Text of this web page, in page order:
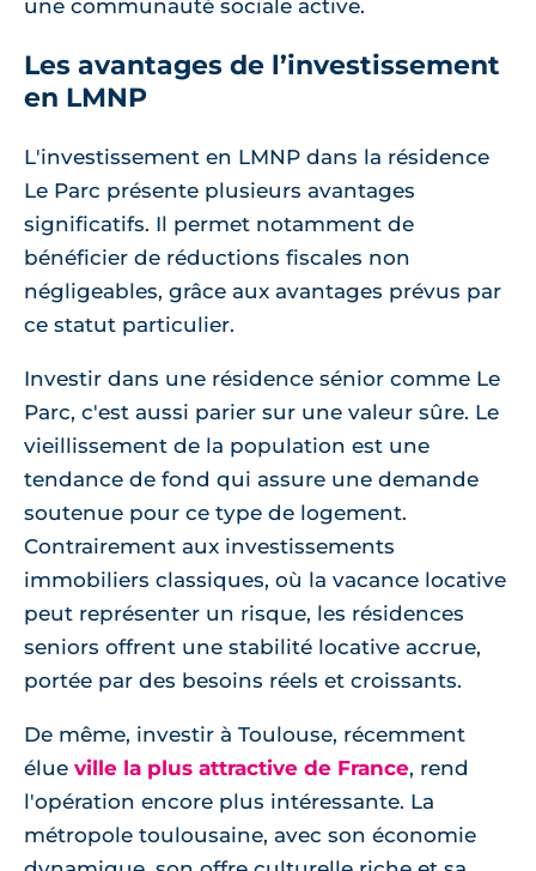
une communauté sociale active.
Les avantages de l’investissement
en LMNP
L'investissement en LMNP dans la résidence
Le Parc présente plusieurs avantages
significatifs. Il permet notamment de
bénéficier de réductions fiscales non
négligeables, grâce aux avantages prévus par
ce statut particulier.
Investir dans une résidence sénior comme Le
Parc, c'est aussi parier sur une valeur sûre. Le
vieillissement de la population est une
tendance de fond qui assure une demande
soutenue pour ce type de logement.
Contrairement aux investissements
immobiliers classiques, où la vacance locative
peut représenter un risque, les résidences
seniors offrent une stabilité locative accrue,
portée par des besoins réels et croissants.
De même, investir à Toulouse, récemment
élue ville la plus attractive de France, rend
l'opération encore plus intéressante. La
métropole toulousaine, avec son économie